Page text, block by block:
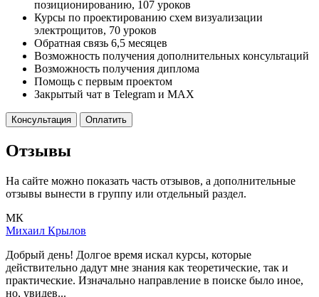
позиционированию, 107 уроков
Курсы по проектированию схем визуализации
электрощитов, 70 уроков
Обратная связь 6,5 месяцев
Возможность получения дополнительных консультаций
Возможность получения диплома
Помощь с первым проектом
Закрытый чат в Telegram и MAX
Консультация Оплатить
Отзывы
На сайте можно показать часть отзывов, а дополнительные
отзывы вынести в группу или отдельный раздел.
МК
Михаил Крылов
Добрый день! Долгое время искал курсы, которые
действительно дадут мне знания как теоретические, так и
практические. Изначально направление в поиске было иное,
но, увидев...